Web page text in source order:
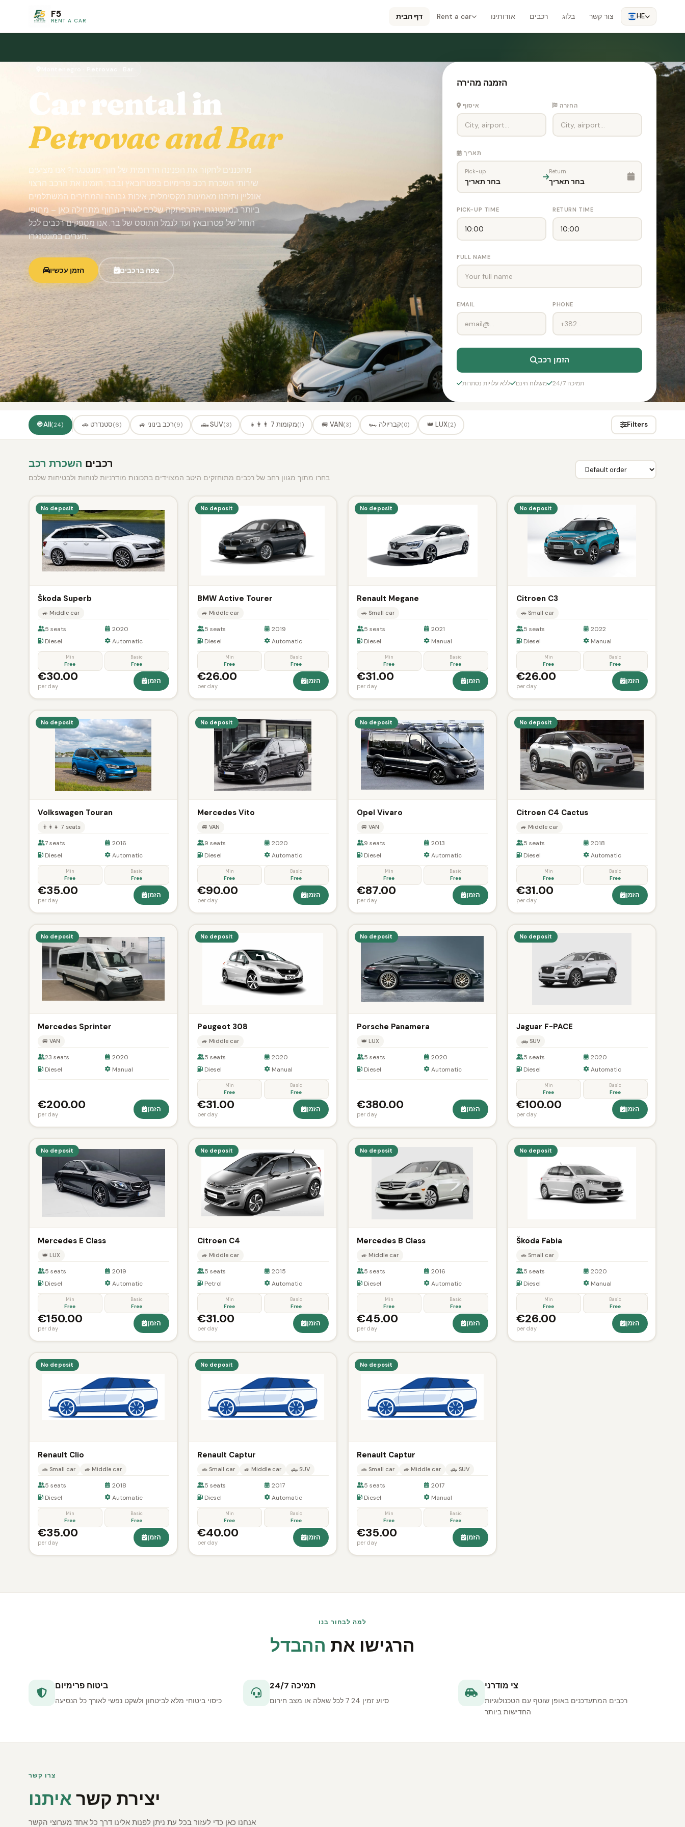
F5
RENT A CAR דף הבית Rent a car אודותינו רכבים בלוג צור קשר HE
Car rental in
Petrovac and Bar
מתכננים לחקור את הפנינה הדרומית של חוף מונטנגרו? אנו מציעים
שירותי השכרת רכב פרימיום בפטרובאץ ובבר. הזמינו את הרכב הרצוי
אונליין ותיהנו מאמינות מקסימלית, איכות גבוהה והמחירים המשתלמים
ביותר במונטנגרו. ההרפתקה שלכם לאורך החוף מתחילה כאן – מחופי
החול של פטרובאץ ועד לנמל התוסס של בר. אנו מספקים רכבים לכל
הערים במונטנגרו.
הזמן עכשיו צפה ברכבים
הזמנה מהירה
איסוף החזרה
תאריך
Pick-up
בחר תאריך
Return
בחר תאריך
PICK-UP TIME RETURN TIME
FULL NAME
EMAIL PHONE
הזמן רכב
ללא עלויות נסתרות משלוח חינם 24/7 תמיכה
🌐 All(24) 🚗 סטנדרט(6) 🚙 רכב בינוני(9) 🛻 SUV(3) 👨‍👩‍👧 7 מקומות(1) 🚐 VAN(3) 🏎️ קבריולה(0) 👑 LUX(2) Filters
רכבים השכרת רכב
בחרו מתוך מגוון רחב של רכבים מתוחזקים היטב המצוידים בתכונות מודרניות לנוחות ולבטיחות שלכם
No deposit
Škoda Superb
🚙 Middle car
5 seats
2020
Diesel
Automatic
Min
Free
Basic
Free
€30.00
per day
הזמן
No deposit
BMW Active Tourer
🚙 Middle car
5 seats
2019
Diesel
Automatic
Min
Free
Basic
Free
€26.00
per day
הזמן
No deposit
Renault Megane
🚗 Small car
5 seats
2021
Diesel
Manual
Min
Free
Basic
Free
€31.00
per day
הזמן
No deposit
Citroen C3
🚗 Small car
5 seats
2022
Diesel
Manual
Min
Free
Basic
Free
€26.00
per day
הזמן
No deposit
Volkswagen Touran
👨‍👩‍👧 7 seats
7 seats
2016
Diesel
Automatic
Min
Free
Basic
Free
€35.00
per day
הזמן
No deposit
Mercedes Vito
🚐 VAN
9 seats
2020
Diesel
Automatic
Min
Free
Basic
Free
€90.00
per day
הזמן
No deposit
Opel Vivaro
🚐 VAN
9 seats
2013
Diesel
Automatic
Min
Free
Basic
Free
€87.00
per day
הזמן
No deposit
Citroen C4 Cactus
🚙 Middle car
5 seats
2018
Diesel
Automatic
Min
Free
Basic
Free
€31.00
per day
הזמן
No deposit
Mercedes Sprinter
🚐 VAN
23 seats
2020
Diesel
Manual
€200.00
per day
הזמן
No deposit
Peugeot 308
🚙 Middle car
5 seats
2020
Diesel
Manual
Min
Free
Basic
Free
€31.00
per day
הזמן
No deposit
Porsche Panamera
👑 LUX
5 seats
2020
Diesel
Automatic
€380.00
per day
הזמן
No deposit
Jaguar F-PACE
🛻 SUV
5 seats
2020
Diesel
Automatic
Min
Free
Basic
Free
€100.00
per day
הזמן
No deposit
Mercedes E Class
👑 LUX
5 seats
2019
Diesel
Automatic
Min
Free
Basic
Free
€150.00
per day
הזמן
No deposit
Citroen C4
🚙 Middle car
5 seats
2015
Petrol
Automatic
Min
Free
Basic
Free
€31.00
per day
הזמן
No deposit
Mercedes B Class
🚙 Middle car
5 seats
2016
Diesel
Automatic
Min
Free
Basic
Free
€45.00
per day
הזמן
No deposit
Škoda Fabia
🚗 Small car
5 seats
2020
Diesel
Manual
Min
Free
Basic
Free
€26.00
per day
הזמן
No deposit
Renault Clio
🚗 Small car 🚙 Middle car
5 seats
2018
Diesel
Automatic
Min
Free
Basic
Free
€35.00
per day
הזמן
No deposit
Renault Captur
🚗 Small car 🚙 Middle car 🛻 SUV
5 seats
2017
Diesel
Automatic
Min
Free
Basic
Free
€40.00
per day
הזמן
No deposit
Renault Captur
🚗 Small car 🚙 Middle car 🛻 SUV
5 seats
2017
Diesel
Manual
Min
Free
Basic
Free
€35.00
per day
הזמן
למה לבחור בנו
הרגישו את ההבדל
ביטוח פרימיום
כיסוי ביטוחי מלא לביטחון ולשקט נפשי לאורך כל הנסיעה
24/7 תמיכה
סיוע זמין 24 7 לכל שאלה או מצב חירום
צי מודרני
רכבים המתעדכנים באופן שוטף עם הטכנולוגיות
החדישות ביותר
צרו קשר
יצירת קשראיתנו
אנחנו כאן כדי לעזור בכל עת ניתן לפנות אלינו דרך כל אחד מערוצי הקשר